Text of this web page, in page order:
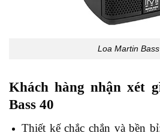
Loa Martin
Khách hàng nhận xét
Bass 40
Thiết kế chắc chắn và bền